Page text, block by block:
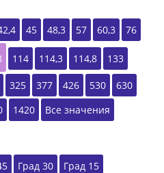
45 48,3 57 60,3 76
114 114,3 114,8 133
325 377 426 530
630
1420 Все значения
Град 30 Град 15